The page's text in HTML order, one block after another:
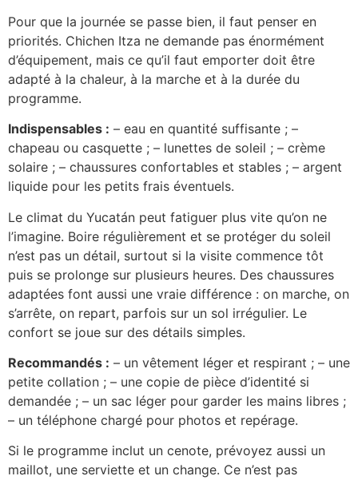
Pour que la journée se passe bien, il faut penser en
priorités. Chichen Itza ne demande pas énormément
d’équipement, mais ce qu’il faut emporter doit être
adapté à la chaleur, à la marche et à la durée du
programme.
Indispensables : – eau en quantité suffisante ; –
chapeau ou casquette ; – lunettes de soleil ; – crème
solaire ; – chaussures confortables et stables ; – argent
liquide pour les petits frais éventuels.
Le climat du Yucatán peut fatiguer plus vite qu’on ne
l’imagine. Boire régulièrement et se protéger du soleil
n’est pas un détail, surtout si la visite commence tôt
puis se prolonge sur plusieurs heures. Des chaussures
adaptées font aussi une vraie différence : on marche, on
s’arrête, on repart, parfois sur un sol irrégulier. Le
confort se joue sur des détails simples.
Recommandés : – un vêtement léger et respirant ; – une
petite collation ; – une copie de pièce d’identité si
demandée ; – un sac léger pour garder les mains libres ;
– un téléphone chargé pour photos et repérage.
Si le programme inclut un cenote, prévoyez aussi un
maillot, une serviette et un change. Ce n’est pas